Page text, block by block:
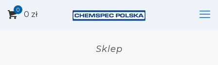
0 0 zł
Sklep